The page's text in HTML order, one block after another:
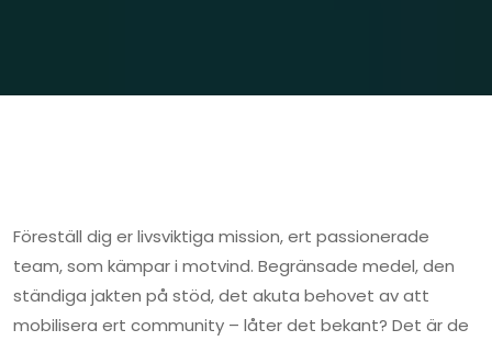
Föreställ dig er livsviktiga mission, ert passionerade
team, som kämpar i motvind. Begränsade medel, den
ständiga jakten på stöd, det akuta behovet av att
mobilisera ert community – låter det bekant? Det är de